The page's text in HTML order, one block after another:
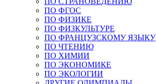
ПО ФГОС
ПО ФИЗИКЕ
ПО ФИЗКУЛЬТУРЕ
ПО ФРАНЦУЗСКОМУ ЯЗЫКУ
ПО ЧТЕНИЮ
ПО ХИМИИ
ПО ЭКОНОМИКЕ
ПО ЭКОЛОГИИ